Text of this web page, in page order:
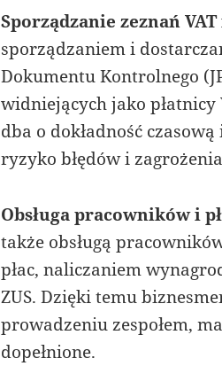
Sporządzanie zeznań VAT
sporządzaniem i
Dokumentu Kontrolnego
widniejących jako płatnicy
dba o dokładność
ryzyko błędów i
Obsługa pracowników i
także obsługą
płac, naliczaniem
ZUS. Dzięki temu
prowadzeniu zespołem,
dopełnione.